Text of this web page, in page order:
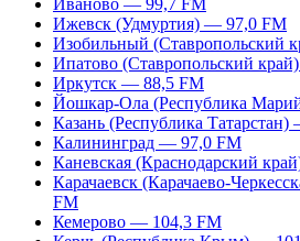
Иваново — 99,7 FM
Ижевск (Удмуртия) — 97,0 FM
Изобильный (Ставропольский
Ипатово (Ставропольский
Иркутск — 88,5 FM
Йошкар-Ола (Республика
Казань (Республика
Калининград — 97,0 FM
Каневская (Краснодарский
Карачаевск (Карачаево-
FM
Кемерово — 104,3 FM